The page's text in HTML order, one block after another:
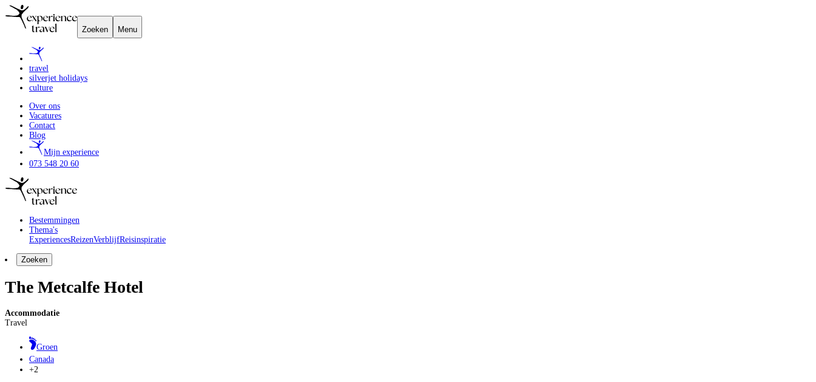
Zoeken Menu
travel
silverjet holidays
culture
Over ons
Vacatures
Contact
Blog
Mijn experience
073 548 20 60
Bestemmingen
Thema's
ExperiencesReizenVerblijfReisinspiratie
Zoeken
The Metcalfe Hotel
Accommodatie
Travel
Groen
Canada
+2